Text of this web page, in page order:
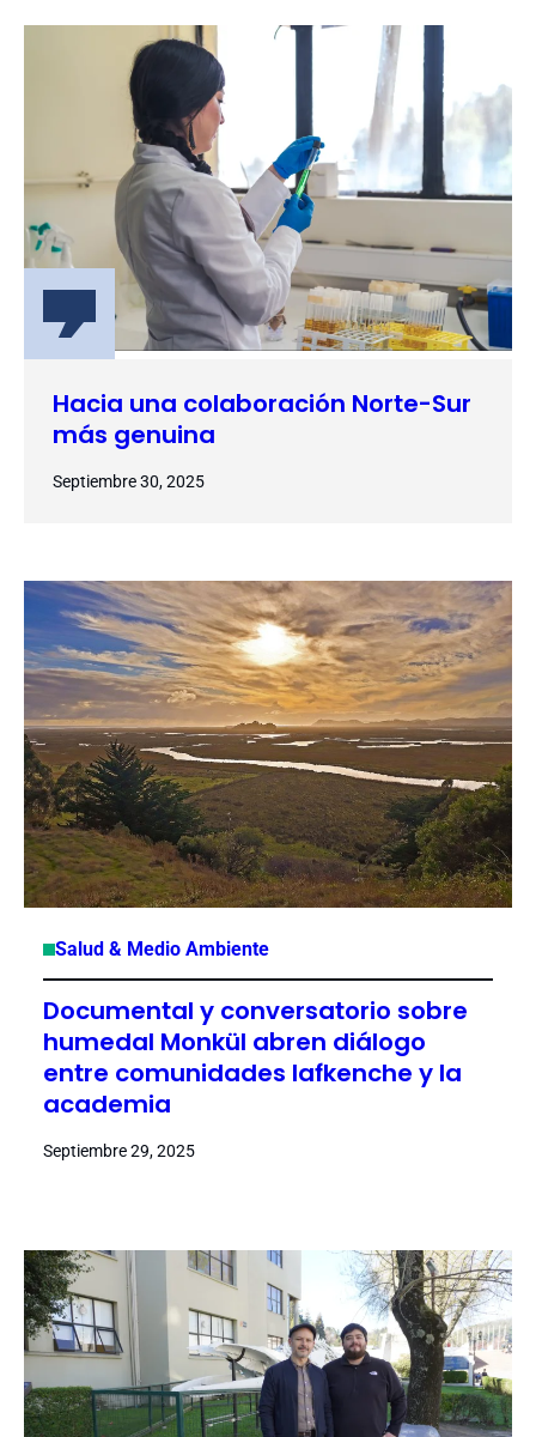
Hacia una colaboración Norte-Sur
más genuina
Septiembre 30, 2025
Salud & Medio Ambiente
Documental y conversatorio sobre
humedal Monkül abren diálogo
entre comunidades lafkenche y la
academia
Septiembre 29, 2025